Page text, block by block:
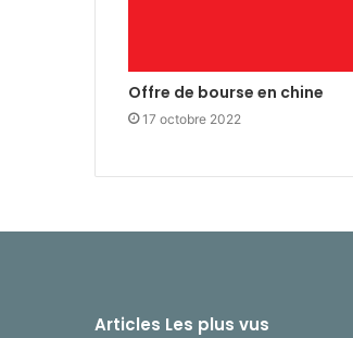
Offre de bourse en chine
17 octobre 2022
Articles Les plus vus